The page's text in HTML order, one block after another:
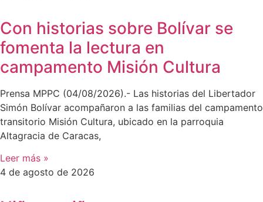
Con historias sobre Bolívar se
fomenta la lectura en
campamento Misión Cultura
Prensa MPPC (04/08/2026).- Las historias del Libertador
Simón Bolívar acompañaron a las familias del campamento
transitorio Misión Cultura, ubicado en la parroquia
Altagracia de Caracas,
Leer más »
4 de agosto de 2026